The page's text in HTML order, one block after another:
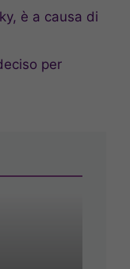
è a causa di
per